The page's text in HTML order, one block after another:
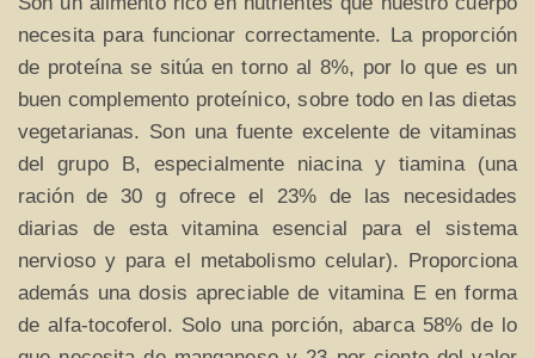
necesita para funcionar correctamente. La proporción
de proteína se sitúa en torno al 8%, por lo que es un
buen complemento proteínico, sobre todo en las dietas
vegetarianas. Son una fuente excelente de vitaminas
del grupo B, especialmente niacina y tiamina (una
ración de 30 g ofrece el 23% de las necesidades
diarias de esta vitamina esencial para el sistema
nervioso y para el metabolismo celular). Proporciona
además una dosis apreciable de vitamina E en forma
de alfa-tocoferol. Solo una porción, abarca 58% de lo